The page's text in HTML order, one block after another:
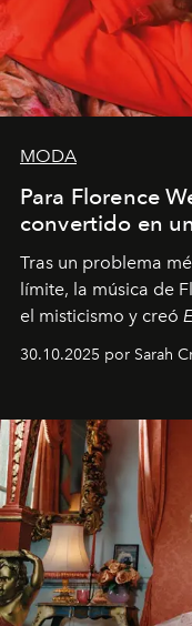
MODA
Para Florence
convertido en
Tras un problema
límite, la música de
el misticismo y creó
30.10.2025 por Sarah